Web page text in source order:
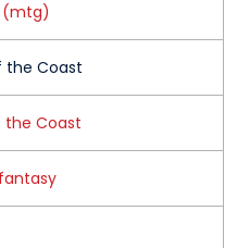
(mtg)
the Coast
the Coast